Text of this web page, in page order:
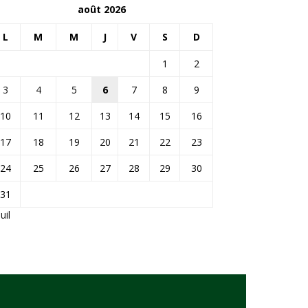
août 2026
L M M J V S D
1
2
3
4 5 6 7 8
9
10
11 12 13 14 15
16
17
18 19 20 21 22
23
24
25 26 27 28 29
30
31